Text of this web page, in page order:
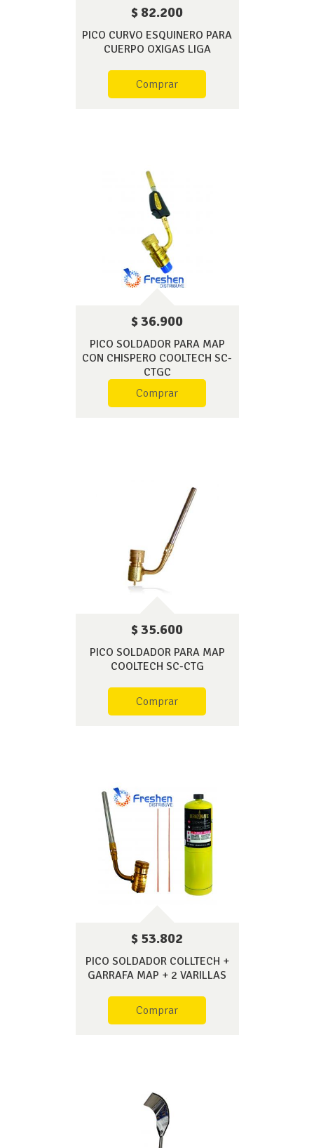
$ 82.200
PICO CURVO ESQUINERO PARA
CUERPO OXIGAS LIGA
Comprar
$ 36.900
PICO SOLDADOR PARA MAP
CON CHISPERO COOLTECH SC-
CTGC
Comprar
$ 35.600
PICO SOLDADOR PARA MAP
COOLTECH SC-CTG
Comprar
$ 53.802
PICO SOLDADOR COLLTECH +
GARRAFA MAP + 2 VARILLAS
Comprar